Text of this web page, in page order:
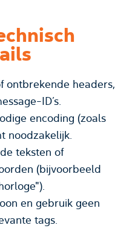
ontbrekende headers,
ID’s.
encoding (zoals
noodzakelijk.
teksten of
(bijvoorbeeld
en gebruik geen
tags.